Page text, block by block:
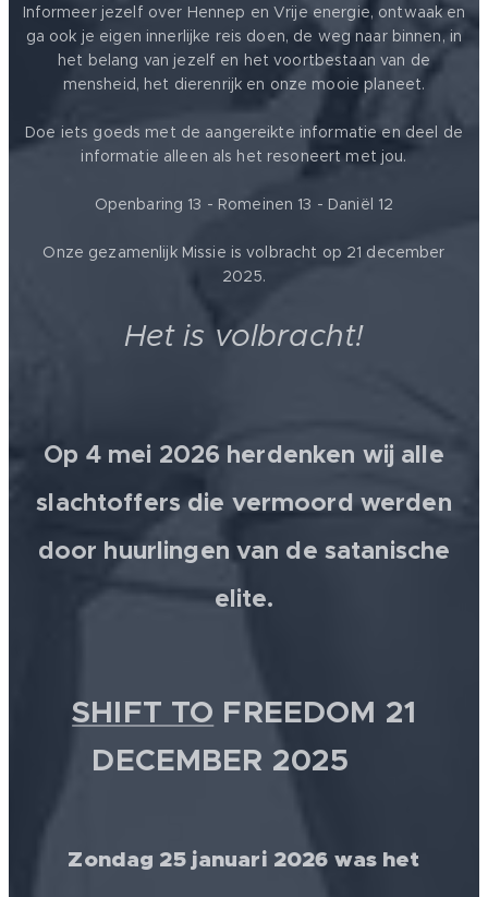
Informeer jezelf over Hennep en Vrije energie, ontwaak en
ga ook je eigen innerlijke reis doen, de weg naar binnen, in
het belang van jezelf en het voortbestaan van de
mensheid, het dierenrijk en onze mooie planeet.
Doe iets goeds met de aangereikte informatie en deel de
informatie alleen als het resoneert met jou.
Openbaring 13 - Romeinen 13 - Daniël 12
Onze gezamenlijk Missie is volbracht op 21 december
2025.
Het is volbracht!
Op 4 mei 2026 herdenken wij alle
slachtoffers die vermoord werden
door huurlingen van de satanische
elite.
SHIFT TO FREEDOM 21
DECEMBER 2025 💫
Zondag 25 januari 2026 was het